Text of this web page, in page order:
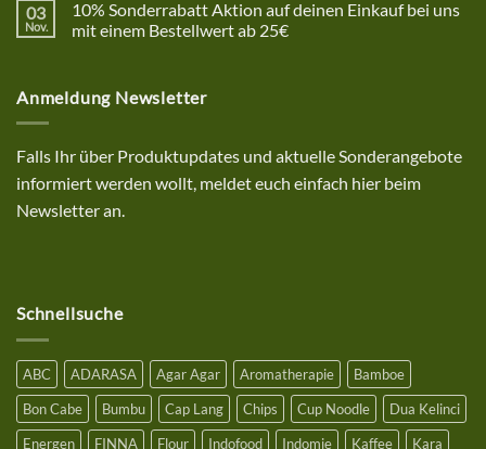
Resep
Bakso
halal,
03
Nov.
10% Sonderrabatt Aktion auf deinen Einkauf bei uns
mit einem Bestellwert ab 25€
10%
Sonderrabatt
deinen
Einkauf
bei
uns
mit
einem
Anmeldung Newsletter
Falls Ihr über Produktupdates und aktuelle Sonderangebote
informiert werden wollt, meldet euch einfach hier beim
Newsletter an.
Schnellsuche
ABC ADARASA Agar Agar Aromatherapie
Bamboe
Bon Cabe
Bumbu Cap Lang Chips Cup Noodle
Dua Kelinci
Energen
FINNA Flour Indofood Indomie Kaffee Kara